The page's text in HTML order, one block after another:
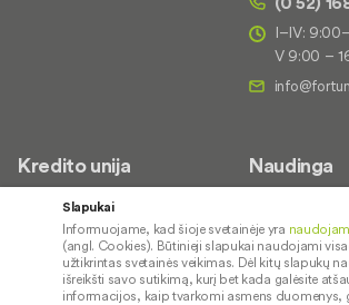
I–IV:
V 9:00 –
Kredito unija
Apie mus
Kontaktai
Karjera
Socialinė atsakomybė
Naudinga
Palūkanų
Paslaugų
įkainiai
Slapukai
Informuojame, kad šioje svetainėje yra
(angl. Cookies). Būtinieji slapukai naudojami
užtikrintas svetainės veikimas. Dėl kitų slapukų
išreikšti savo sutikimą, kurį bet kada galėsite
informacijos, kaip tvarkomi asmens duomenys,